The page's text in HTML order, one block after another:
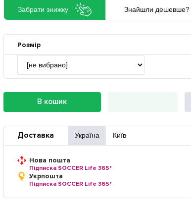
Забрати знижку Знайшли дешевше?
Розмір
В кошик
Доставка Україна Київ
Нова пошта
Підписка SOCCER Life 365*
Укрпошта
Підписка SOCCER Life 365*